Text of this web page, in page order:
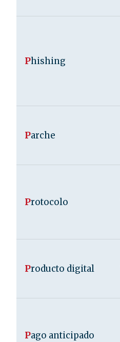
Phishing
Parche
Protocolo
Producto digital
Pago anticipado